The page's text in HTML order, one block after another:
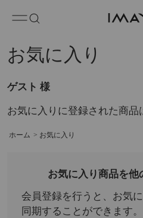
お気に入り
ゲスト 様
お気に入りに登録された商品
ホーム > お気に入り
お気に入り商品を他
会員登録を行うと、お気
同期することができます。